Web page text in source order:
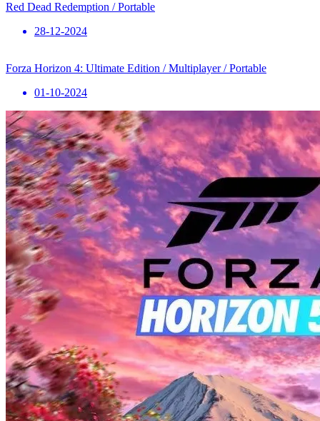
Red Dead Redemption / Portable
28-12-2024
Forza Horizon 4: Ultimate Edition / Multiplayer / Portable
01-10-2024